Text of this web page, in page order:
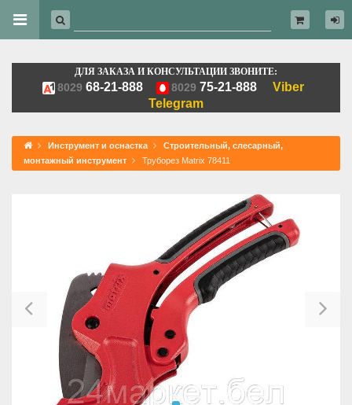
ДЛЯ ЗАКАЗА И КОНСУЛЬТАЦИИ ЗВОНИТЕ:
8029 68-21-888 8029 75-21-888
Viber
Telegram
Инструмент и оснастка
Строительный, слесарный,
монтажный инструмент
Труборез Matrix 78411
Previous